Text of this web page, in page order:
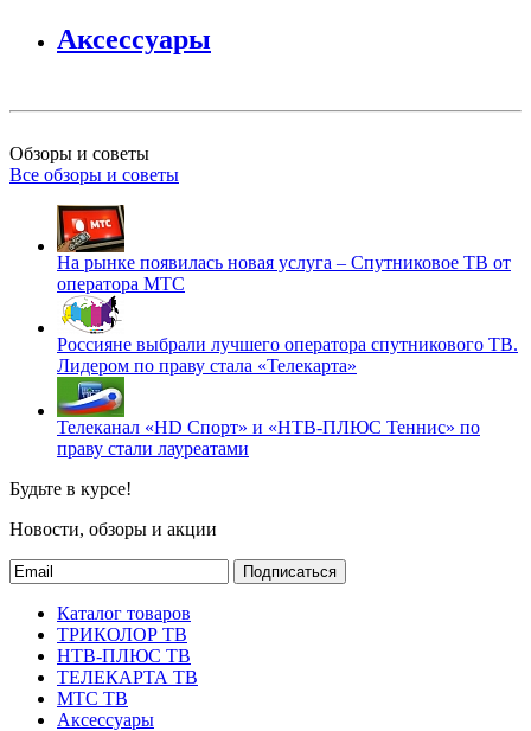
Аксессуары
Обзоры и советы
Все обзоры и советы
На рынке появилась новая услуга – Спутниковое ТВ от
оператора МТС
Россияне выбрали лучшего оператора спутникового ТВ.
Лидером по праву стала «Телекарта»
Телеканал «HD Спорт» и «НТВ-ПЛЮС Теннис» по
праву стали лауреатами
Будьте в курсе!
Новости, обзоры и акции
Подписаться
Каталог товаров
ТРИКОЛОР ТВ
НТВ-ПЛЮС ТВ
ТЕЛЕКАРТА ТВ
МТС ТВ
Аксессуары